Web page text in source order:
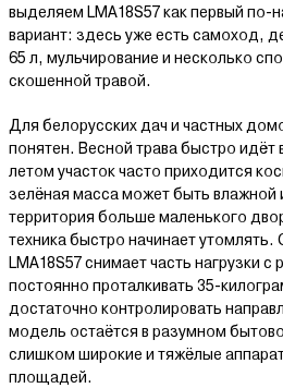
выделяем LMA18S57 как первый
вариант: здесь уже есть самоход,
65 л, мульчирование и несколько
скошенной травой.
Для белорусских дач и частных
понятен. Весной трава быстро идёт
летом участок часто приходится
зелёная масса может быть влажной
территория больше маленького
техника быстро начинает
LMA18S57 снимает часть нагрузки с
постоянно проталкивать 35-
достаточно контролировать
модель остаётся в разумном
слишком широкие и тяжёлые
площадей.